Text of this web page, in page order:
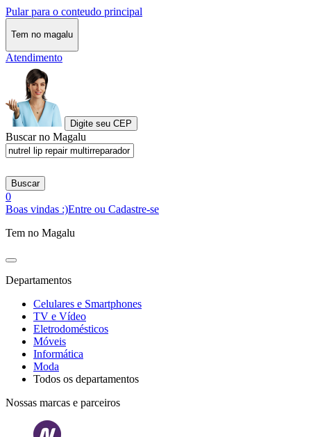
Pular para o conteudo principal
Tem no magalu
Atendimento
Digite seu CEP
Buscar no Magalu
Buscar
0
Boas vindas :)Entre ou Cadastre-se
Tem no Magalu
Departamentos
Celulares e Smartphones
TV e Vídeo
Eletrodomésticos
Móveis
Informática
Moda
Todos os departamentos
Nossas marcas e parceiros